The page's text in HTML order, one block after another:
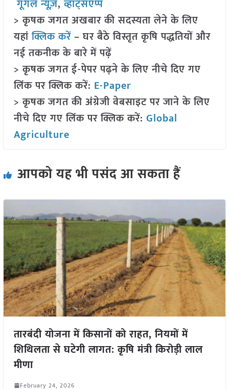
गूगल न्यूज़,व्हाट्सएप्प
> कृषक जगत अखबार की सदस्यता लेने के लिए
यहांक्लिक करें– घर बैठे विस्तृत कृषि पद्धतियों और
नई तकनीक के बारे में पढ़ें
> कृषक जगत ई-पेपर पढ़ने के लिए नीचे दिए गए
लिंक पर क्लिक करें: E-Paper
> कृषक जगत की अंग्रेजी वेबसाइट पर जाने के लिए
नीचे दिए गए लिंक पर क्लिक करें: Global
Agriculture
आपको यह भी पसंद आ सकता हैं
तारबंदी योजना में किसानों को राहत, नियमों में
शिथिलता से घटेगी लागत: कृषि मंत्री किरोड़ी लाल
मीणा
February 24, 2026